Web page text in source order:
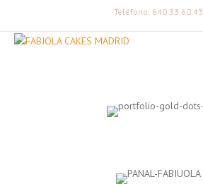
Teléfono: 640 33 60 43